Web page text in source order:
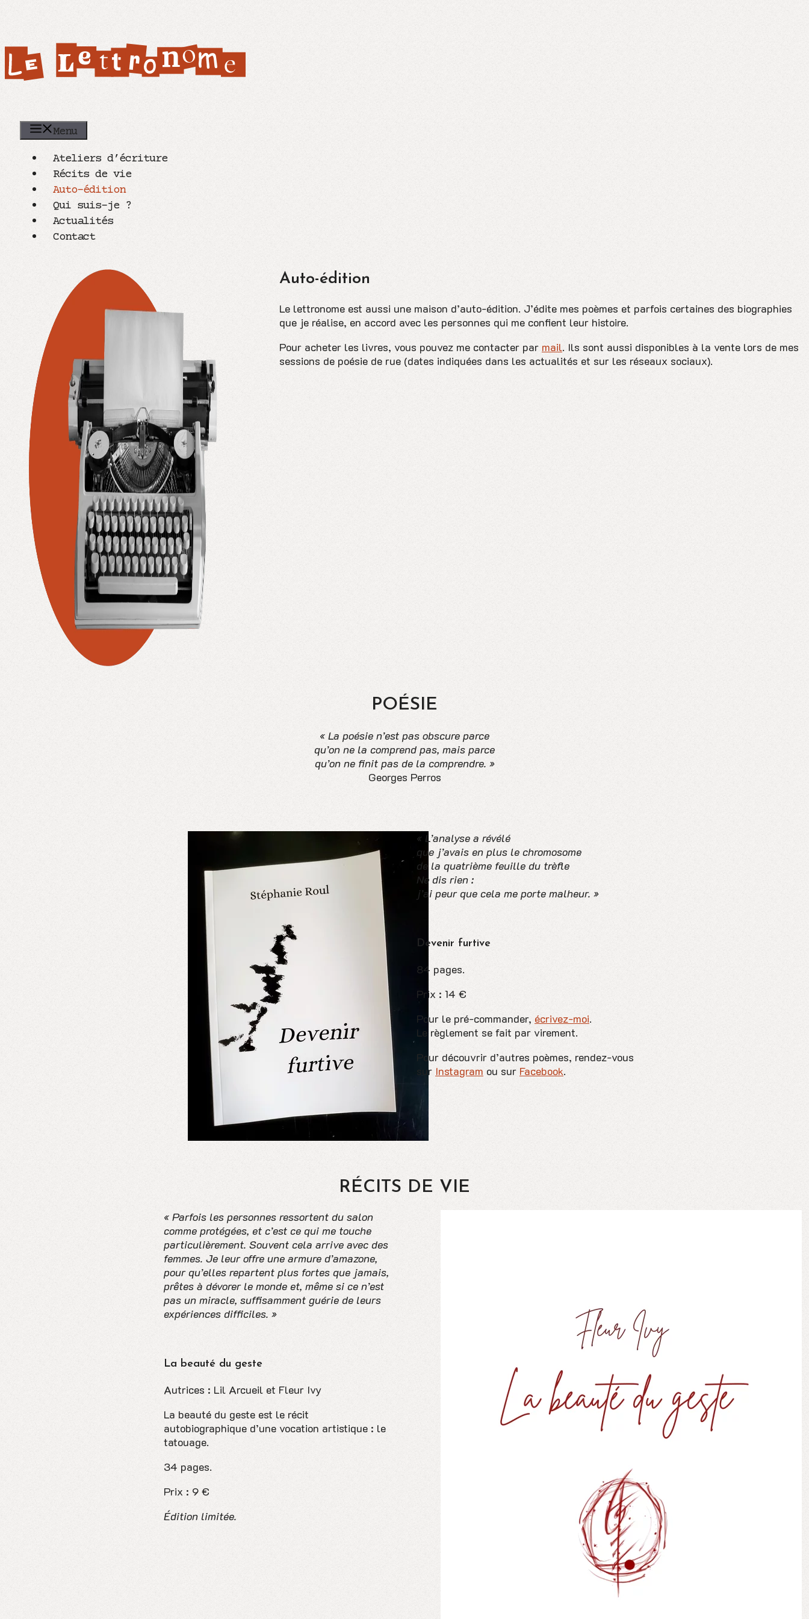
Menu
Ateliers d’écriture
Récits de vie
Auto-édition
Qui suis-je ?
Actualités
Contact
Auto-édition
Le lettronome est aussi une maison d’auto-édition. J’édite mes poèmes et parfois certaines des biographies
que je réalise, en accord avec les personnes qui me confient leur histoire.
Pour acheter les livres, vous pouvez me contacter par mail. Ils sont aussi disponibles à la vente lors de mes
sessions de poésie de rue (dates indiquées dans les actualités et sur les réseaux sociaux).
POÉSIE
« La poésie n’est pas obscure parce
qu’on ne la comprend pas, mais parce
qu’on ne finit pas de la comprendre. »
Georges Perros
« L’analyse a révélé
que j’avais en plus le chromosome
de la quatrième feuille du trèfle
Ne dis rien :
j’ai peur que cela me porte malheur. »
Devenir furtive
84 pages.
Prix : 14 €
Pour le pré-commander, écrivez-moi.
Le règlement se fait par virement.
Pour découvrir d’autres poèmes, rendez-vous
sur Instagram ou sur Facebook.
RÉCITS DE VIE
« Parfois les personnes ressortent du salon
comme protégées, et c’est ce qui me touche
particulièrement. Souvent cela arrive avec des
femmes. Je leur offre une armure d’amazone,
pour qu’elles repartent plus fortes que jamais,
prêtes à dévorer le monde et, même si ce n’est
pas un miracle, suffisamment guérie de leurs
expériences difficiles. »
La beauté du geste
Autrices : Lil Arcueil et Fleur Ivy
La beauté du geste est le récit
autobiographique d’une vocation artistique : le
tatouage.
34 pages.
Prix : 9 €
Édition limitée.